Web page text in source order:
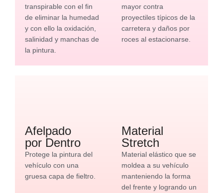
transpirable con el fin
de eliminar la humedad
y con ello la oxidación,
salinidad y manchas de
la pintura.
mayor contra
proyectiles típicos de la
carretera y daños por
roces al estacionarse.
Afelpado
por Dentro
Protege la pintura del
vehículo con una
gruesa capa de fieltro.
Material
Stretch
Material elástico que se
moldea a su vehículo
manteniendo la forma
del frente y logrando un